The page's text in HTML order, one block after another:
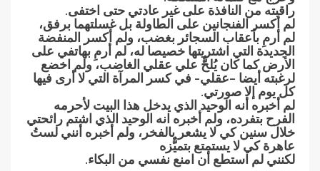
راقبته من النافذة على غير عادتي حتى اختفى.
لم أكسر الفنجانين على الطاولة بل غسلتهما برفق،
لم أرمِ بأعقاب السجائر بغضب، ولم أكسر المنفضة
الجديدة التي اشتريتها خصيصا له، لم أرمِ بهاتفي على
الأرض كما كان يُلحُّ علي عقلي الغاضب، ولم اخضع
لرغبته أيضا –عقلي- في كسر المرآة التي لا أرى فيها
كل يوم إلا صورتي.
لم أخبره أنه الوحيد الذي يدخل هذا البيت لأحرمه
الفرح بتفرده، ولم أخبره انه الوحيد الذي اشتم رائحتي
خلال سنين كي لا يشعر بالفخر، ولم أخبره أنني لستُ
عاهرة كي لا يستمتع بتميُّزه
لكنني لم استطع أن امنع نفسي من البكاء.